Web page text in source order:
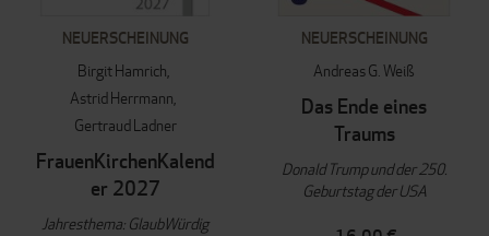
NEUERSCHEINUNG
Birgit Hamrich
Astrid Herrmann
Gertraud Ladner
FrauenKirchenKalend
er 2027
Jahresthema: GlaubWürdig
NEUERSCHEINUNG
Andreas G. Weiß
Das Ende eines
Traums
Donald Trump und der 250.
Geburtstag der USA